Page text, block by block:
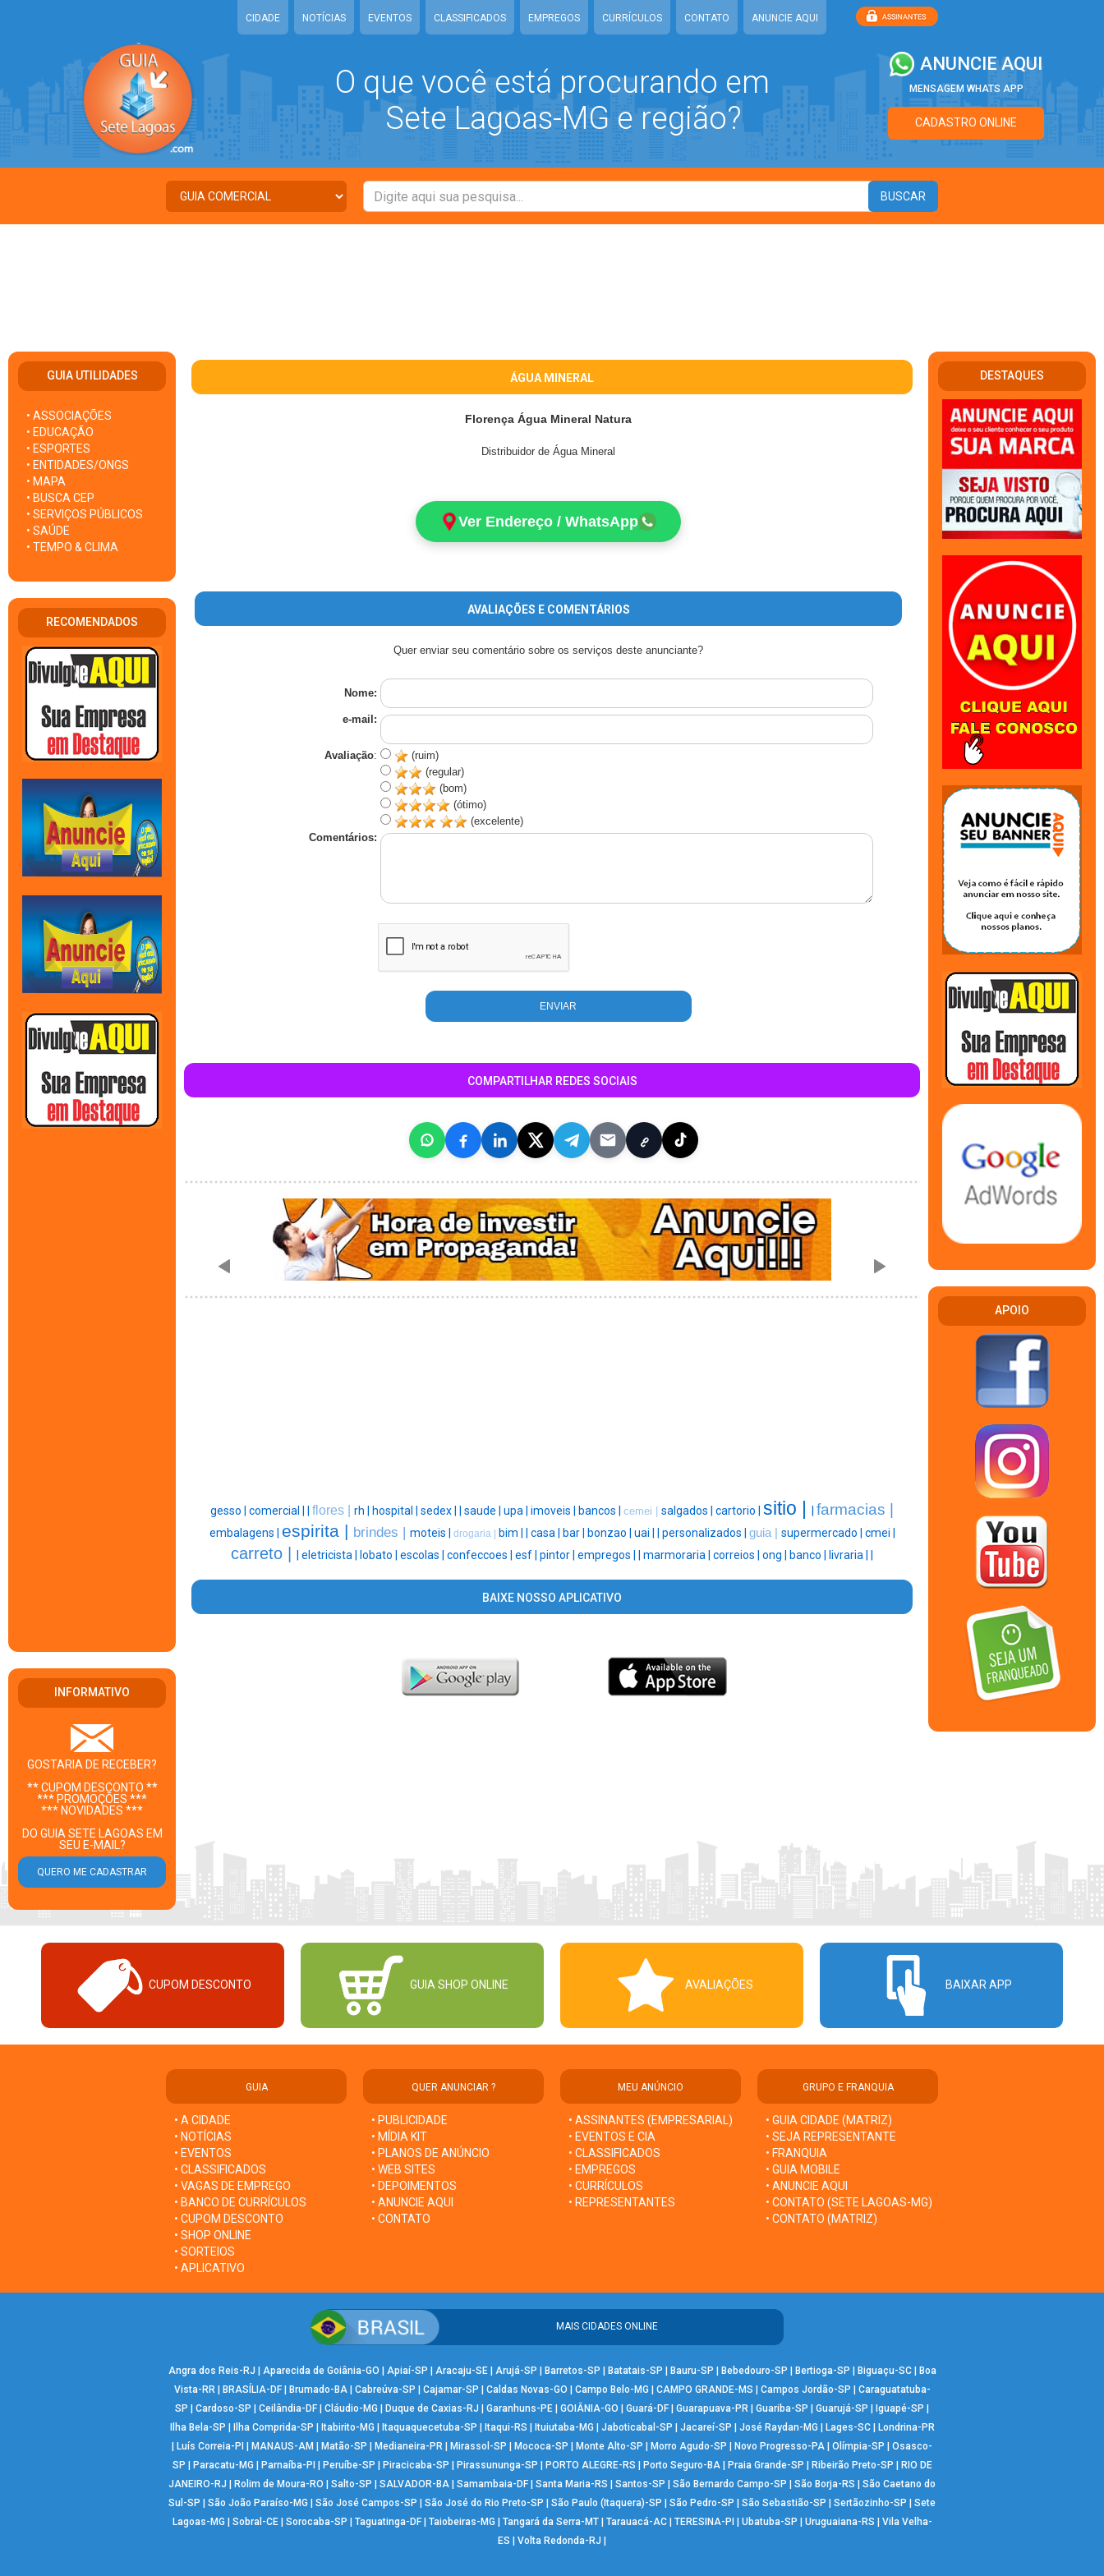
CIDADE NOTÍCIAS EVENTOS CLASSIFICADOS EMPREGOS CURRÍCULOS CONTATO ANUNCIE AQUI
O que você está procurando em
Sete Lagoas-MG e região?
ANUNCIE AQUI
MENSAGEM WHATS APP
CADASTRO ONLINE
GUIA UTILIDADES
• ASSOCIAÇÕES
• EDUCAÇÃO
• ESPORTES
• ENTIDADES/ONGS
• MAPA
• BUSCA CEP
• SERVIÇOS PÚBLICOS
• SAÚDE
• TEMPO & CLIMA
RECOMENDADOS
INFORMATIVO
GOSTARIA DE RECEBER?
** CUPOM DESCONTO **
*** PROMOÇÕES ***
*** NOVIDADES ***
DO GUIA SETE LAGOAS EM
SEU E-MAIL?
ÁGUA MINERAL
Florença Água Mineral Natura
Distribuidor de Água Mineral
Ver Endereço / WhatsApp
AVALIAÇÕES E COMENTÁRIOS
Quer enviar seu comentário sobre os serviços deste anunciante?
Nome:
e-mail:
Avaliação:
(ruim)
(regular)
(bom)
(ótimo)
(excelente)
Comentários:
COMPARTILHAR REDES SOCIAIS
gesso | comercial | flores | rh | hospital | sedex | saude | upa | imoveis | bancos | cemei | salgados | cartorio | sitio | farmacias |
embalagens | espirita | brindes | moteis | drogaria | bim | casa | bar | bonzao | uai | personalizados | guia | supermercado | cmei |
carreto | eletricista | lobato | escolas | confeccoes | esf | pintor | empregos | marmoraria | correios | ong | banco | livraria |
BAIXE NOSSO APLICATIVO
DESTAQUES
APOIO
CUPOM DESCONTO GUIA SHOP ONLINE AVALIAÇÕES BAIXAR APP
GUIA
• A CIDADE
• NOTÍCIAS
• EVENTOS
• CLASSIFICADOS
• VAGAS DE EMPREGO
• BANCO DE CURRÍCULOS
• CUPOM DESCONTO
• SHOP ONLINE
• SORTEIOS
• APLICATIVO
QUER ANUNCIAR ?
• PUBLICIDADE
• MÍDIA KIT
• PLANOS DE ANÚNCIO
• WEB SITES
• DEPOIMENTOS
• ANUNCIE AQUI
• CONTATO
MEU ANÚNCIO
• ASSINANTES (EMPRESARIAL)
• EVENTOS E CIA
• CLASSIFICADOS
• EMPREGOS
• CURRÍCULOS
• REPRESENTANTES
GRUPO E FRANQUIA
• GUIA CIDADE (MATRIZ)
• SEJA REPRESENTANTE
• FRANQUIA
• GUIA MOBILE
• ANUNCIE AQUI
• CONTATO (SETE LAGOAS-MG)
• CONTATO (MATRIZ)
MAIS CIDADES ONLINE
Angra dos Reis-RJ | Aparecida de Goiânia-GO | Apiaí-SP | Aracaju-SE| Arujá-SP | Barretos-SP | Batatais-SP | Bauru-SP | Bebedouro-SP | Bertioga-SP | Biguaçu-SC| Boa
Vista-RR | BRASÍLIA-DF| Brumado-BA| Cabreúva-SP | Cajamar-SP | Caldas Novas-GO | Campo Belo-MG | CAMPO GRANDE-MS | Campos Jordão-SP | Caraguatatuba-
SP | Cardoso-SP | Ceilândia-DF | Cláudio-MG | Duque de Caxias-RJ | Garanhuns-PE | GOIÂNIA-GO | Guará-DF | Guarapuava-PR | Guariba-SP | Guarujá-SP | Iguapé-SP |
Ilha Bela-SP | Ilha Comprida-SP | Itabirito-MG | Itaquaquecetuba-SP | Itaqui-RS | Ituiutaba-MG | Jaboticabal-SP | Jacareí-SP | José Raydan-MG | Lages-SC| Londrina-PR
| Luís Correia-PI | MANAUS-AM | Matão-SP | Medianeira-PR | Mirassol-SP | Mococa-SP | Monte Alto-SP | Morro Agudo-SP | Novo Progresso-PA | Olímpia-SP | Osasco-
SP | Paracatu-MG | Parnaíba-PI | Peruíbe-SP | Piracicaba-SP | Pirassununga-SP | PORTO ALEGRE-RS | Porto Seguro-BA| Praia Grande-SP | Ribeirão Preto-SP | RIO DE
JANEIRO-RJ | Rolim de Moura-RO | Salto-SP | SALVADOR-BA | Samambaia-DF | Santa Maria-RS | Santos-SP | São Bernardo Campo-SP | São Borja-RS | São Caetano do
Sul-SP | São João Paraíso-MG | São José Campos-SP | São José do Rio Preto-SP | São Paulo (Itaquera)-SP | São Pedro-SP | São Sebastião-SP | Sertãozinho-SP | Sete
Lagoas-MG | Sobral-CE| Sorocaba-SP | Taguatinga-DF| Taiobeiras-MG | Tangará da Serra-MT| Tarauacá-AC| TERESINA-PI | Ubatuba-SP | Uruguaiana-RS | Vila Velha-
ES | Volta Redonda-RJ |